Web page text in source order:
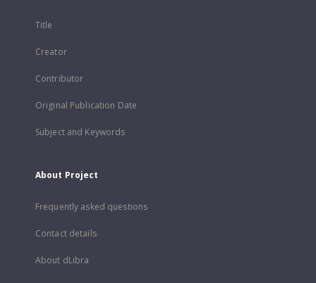
Title
Creator
Contributor
Original Publication Date
Subject and Keywords
About Project
Frequently asked questions
Contact details
About dLibra